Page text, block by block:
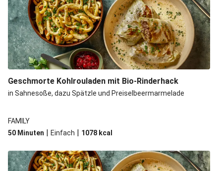
Geschmorte Kohlrouladen mit Bio-Rinderhack
in Sahnesoße, dazu Spätzle und Preiselbeermarmelade
FAMILY
50 Minuten | Einfach | 1078 kcal